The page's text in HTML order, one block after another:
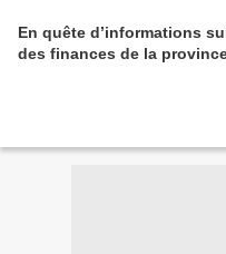
En quête d’informations
des finances de la